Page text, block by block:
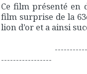
Ce film présenté en
film surprise de la
lion d’or et a ainsi
-----------------